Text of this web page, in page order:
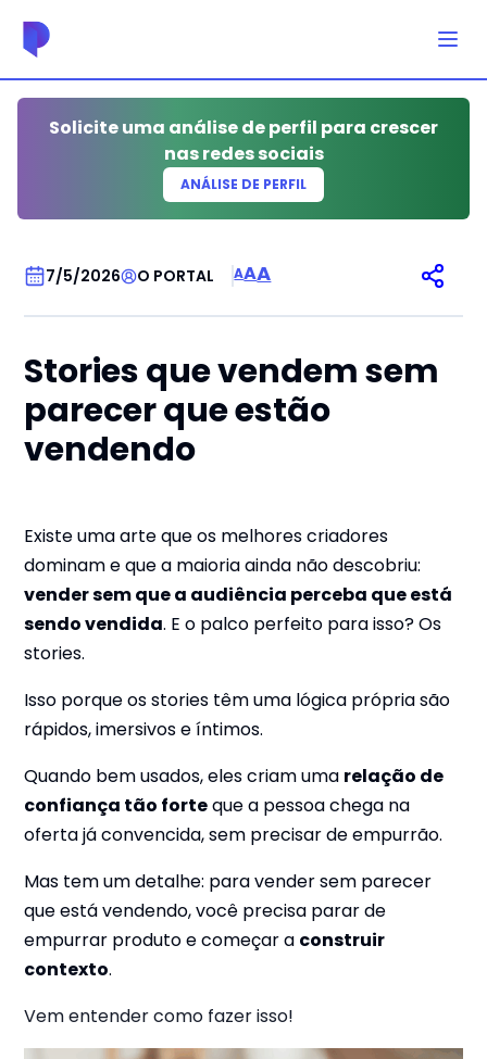
Solicite uma análise de perfil para crescer
nas redes sociais
ANÁLISE DE PERFIL
7/5/2026 O PORTAL
SEM CATEGORIA AAA
Stories que vendem sem
parecer que estão
vendendo
Existe uma arte que os melhores criadores
dominam e que a maioria ainda não descobriu:
vender sem que a audiência perceba que está
sendo vendida. E o palco perfeito para isso? Os
stories.
Isso porque os stories têm uma lógica própria são
rápidos, imersivos e íntimos.
Quando bem usados, eles criam uma relação de
confiança tão forteque a pessoa chega na
oferta já convencida, sem precisar de empurrão.
Mas tem um detalhe: para vender sem parecer
que está vendendo, você precisa parar de
empurrar produto e começar a construir
contexto.
Vem entender como fazer isso!